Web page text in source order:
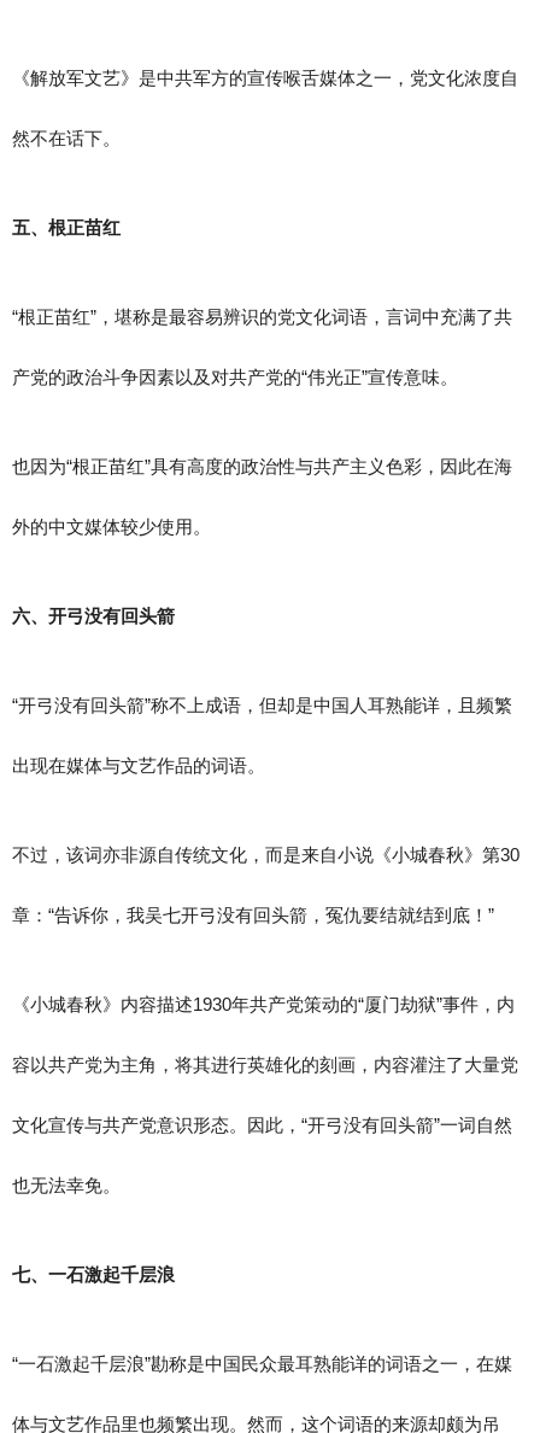
《解放军文艺》是中共军方的宣传喉舌媒体之一，党文化浓度自
然不在话下。
五、根正苗红
“根正苗红”，堪称是最容易辨识的党文化词语，言词中充满了共
产党的政治斗争因素以及对共产党的“伟光正”宣传意味。
也因为“根正苗红”具有高度的政治性与共产主义色彩，因此在海
外的中文媒体较少使用。
六、开弓没有回头箭
“开弓没有回头箭”称不上成语，但却是中国人耳熟能详，且频繁
出现在媒体与文艺作品的词语。
不过，该词亦非源自传统文化，而是来自小说《小城春秋》第30
章：“告诉你，我吴七开弓没有回头箭，冤仇要结就结到底！”
《小城春秋》内容描述1930年共产党策动的“厦门劫狱”事件，内
容以共产党为主角，将其进行英雄化的刻画，内容灌注了大量党
文化宣传与共产党意识形态。因此，“开弓没有回头箭”一词自然
也无法幸免。
七、一石激起千层浪
“一石激起千层浪”勘称是中国民众最耳熟能详的词语之一，在媒
体与文艺作品里也频繁出现。然而，这个词语的来源却颇为吊